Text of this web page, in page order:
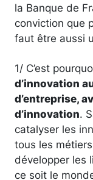
la Banque de
conviction que
faut être aussi
1/ C’est
d’innovation
d’entreprise,
d’innovation.
catalyser les
tous les
développer les
ce soit le